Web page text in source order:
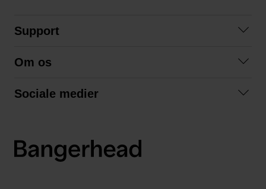
Support
Betingelser
Om os
Sociale medier
LinkedIn